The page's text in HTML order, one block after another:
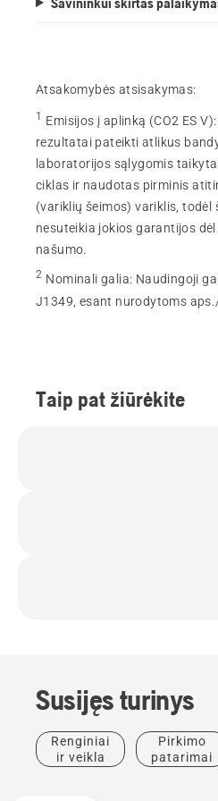
Atsakomybės atsisakymas:
1 Emisijos į aplinką (CO2 ES V):
rezultatai pateikti atlikus
laboratorijos sąlygomis
ciklas ir naudotas pirminis
(variklių šeimos) variklis, todėl
nesuteikia jokios garantijos
našumo.
2 Nominali galia: Naudingoji
J1349, esant nurodytoms
Taip pat žiūrėkite
Susijęs turinys
Renginiai
ir veikla
Pirkimo
patarimai